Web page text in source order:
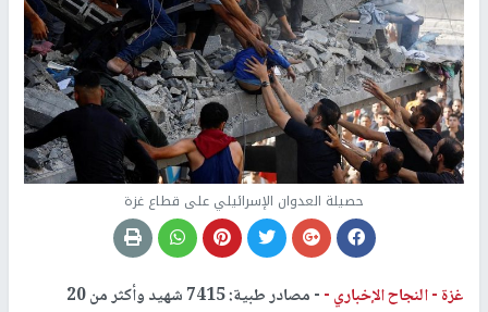
حصيلة العدوان الإسرائيلي على قطاع غزة
غزة -النجاح الإخباري -
- مصادر طبية: 7415 شهيد وأكثر من 20